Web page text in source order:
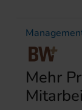
Mehr